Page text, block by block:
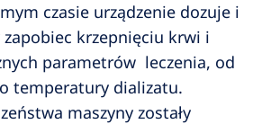
czasie urządzenie dozuje i
krzepnięciu krwi i
parametrów leczenia, od
temperatury dializatu.
maszyny zostały